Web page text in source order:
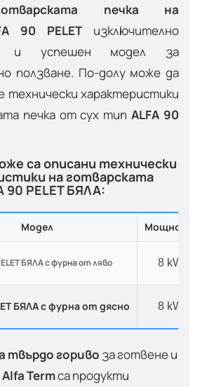
печка на
90 PELETизключително
и успешен модел за
ползване. По-долу може да
технически характеристики
печка от сух типALFA 90
са описани технически
на готварската
90 PELET БЯЛА:
Модел Мощност
БЯЛА с фурна от ляво 8 kW
БЯЛА с фурна от дясно 8 kW
твърдо гориво за готвене и
Alfa Termса продукти